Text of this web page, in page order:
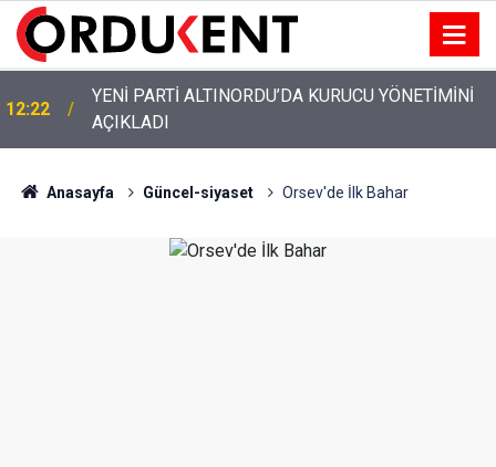
12:22
YENİ PARTİ ALTINORDU’DA KURUCU YÖNETİMİNİ
AÇIKLADI
Anasayfa Güncel-siyaset Orsev'de İlk Bahar